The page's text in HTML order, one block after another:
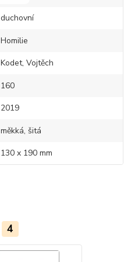
duchovní
Homilie
Kodet, Vojtěch
160
2019
měkká, šitá
130 x 190 mm
4